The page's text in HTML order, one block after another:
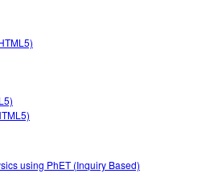
using PhET (Inquiry Based)